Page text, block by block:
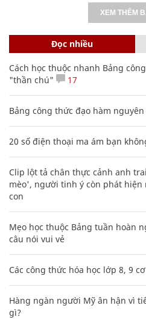
XEM THÊM
Đọc nhiều
Cách học thuộc nhanh Bảng
"thần chú"
17
Bảng công thức đạo hàm
20 số điện thoại ma ám bạn
Clip lột tả chân thực cảnh anh
mèo', người tinh ý còn phát hiện
con
Mẹo học thuộc Bảng tuần hoàn
câu nói vui vẻ
Các công thức hóa học lớp 8, 9
Hàng ngàn người Mỹ ân hận vì
gì?